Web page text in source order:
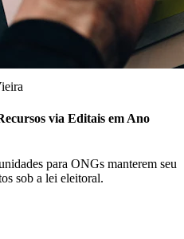
via Editais em Ano
para ONGs manterem seu
sob a lei eleitoral.